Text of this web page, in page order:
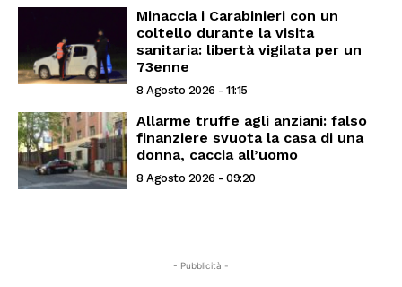
Minaccia i Carabinieri con un
coltello durante la visita
sanitaria: libertà vigilata per un
73enne
8 Agosto 2026 - 11:15
Allarme truffe agli anziani: falso
finanziere svuota la casa di una
donna, caccia all’uomo
8 Agosto 2026 - 09:20
- Pubblicità -